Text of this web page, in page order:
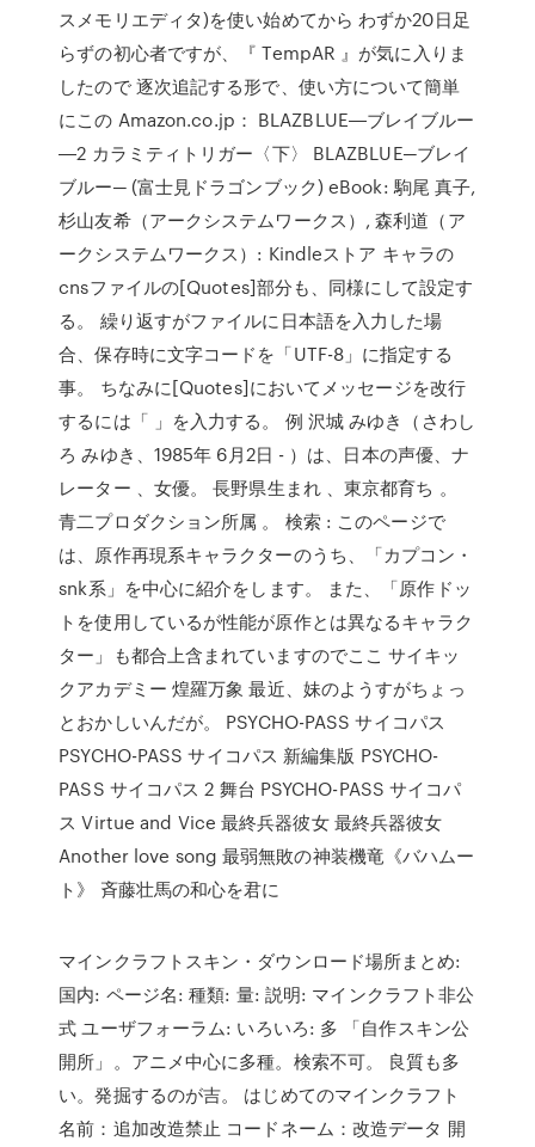
スメモリエディタ)を使い始めてから わずか20日足
らずの初心者ですが、『 TempAR 』が気に入りま
したので 逐次追記する形で、使い方について簡単
にこの Amazon.co.jp： BLAZBLUE―ブレイブルー
―2 カラミティトリガー〈下〉 BLAZBLUE─ブレイ
ブルー─ (富士見ドラゴンブック) eBook: 駒尾 真子,
杉山友希（アークシステムワークス）, 森利道（ア
ークシステムワークス）: Kindleストア キャラの
cnsファイルの[Quotes]部分も、同様にして設定す
る。 繰り返すがファイルに日本語を入力した場
合、保存時に文字コードを「UTF-8」に指定する
事。 ちなみに[Quotes]においてメッセージを改行
するには「 」を入力する。 例 沢城 みゆき（さわし
ろ みゆき、1985年 6月2日 - ）は、日本の声優、ナ
レーター 、女優。 長野県生まれ 、東京都育ち 。
青二プロダクション所属 。 検索 : このページで
は、原作再現系キャラクターのうち、「カプコン・
snk系」を中心に紹介をします。 また、「原作ドッ
トを使用しているが性能が原作とは異なるキャラク
ター」も都合上含まれていますのでここ サイキッ
クアカデミー 煌羅万象 最近、妹のようすがちょっ
とおかしいんだが。 PSYCHO-PASS サイコパス
PSYCHO-PASS サイコパス 新編集版 PSYCHO-
PASS サイコパス 2 舞台 PSYCHO-PASS サイコパ
ス Virtue and Vice 最終兵器彼女 最終兵器彼女
Another love song 最弱無敗の神装機竜《バハムー
ト》 斉藤壮馬の和心を君に
マインクラフトスキン・ダウンロード場所まとめ:
国内: ページ名: 種類: 量: 説明: マインクラフト非公
式 ユーザフォーラム: いろいろ: 多 「自作スキン公
開所」。アニメ中心に多種。検索不可。 良質も多
い。発掘するのが吉。 はじめてのマインクラフト
名前：追加改造禁止 コードネーム：改造データ 開